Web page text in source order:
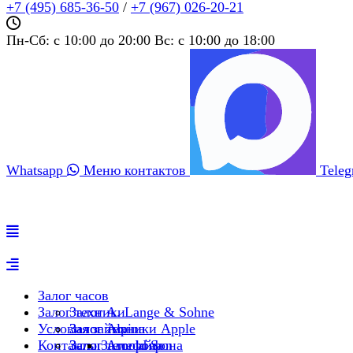
+7 (495) 685‑36‑50 / +7 (967) 026‑20‑21
Пн-Сб: c 10:00 до 20:00 Вс: c 10:00 до 18:00
Whatsapp Меню контактов
Залог часов
Залог A. Lange & Sohne
Залог Alpina
Залог Arnold Son
Залог техники
Залог техники Apple
Залог айфона
Залог телефона
Условия займа
Контакты